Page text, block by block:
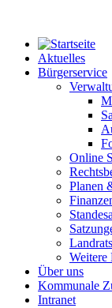
Aktuelles
Bürgerservice
Online
Planen
Weitere
Über uns
Kommunale
Intranet